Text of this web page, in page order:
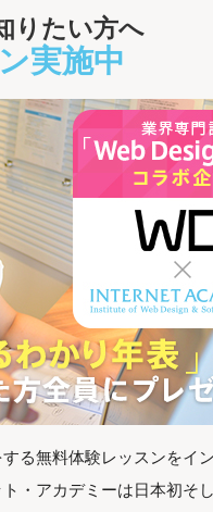
りたい方へ
実施中
る無料体験レッスンをイ
・アカデミーは日本初そ